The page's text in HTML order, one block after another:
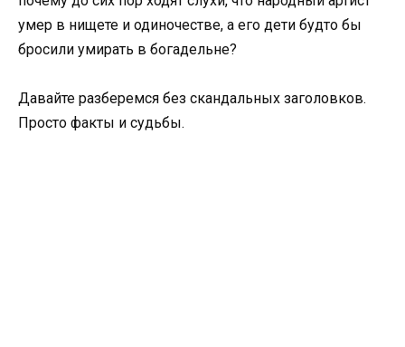
умер в нищете и одиночестве, а его дети будто бы
бросили умирать в богадельне?
Давайте разберемся без скандальных заголовков.
Просто факты и судьбы.